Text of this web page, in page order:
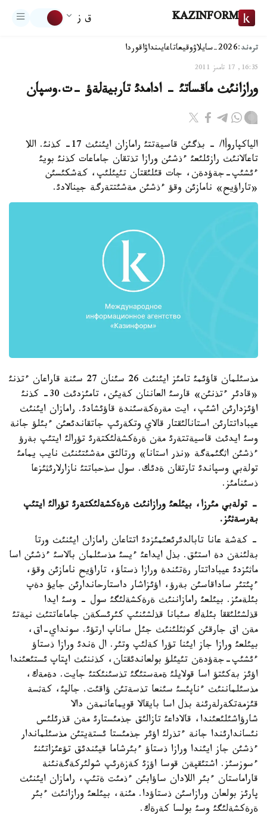
KAZINFORM ق ز
ترەند:2026-سايلاۋ وقيعاتاعايىنداۋاقوردا
16:35, 17 تامىز 2011
ورازانئث ماقساتئ - ادامدئ تاربيةلةؤ -ت.وسپان
الياكپاروأا/ - بذگئن قاسيةتتئ رامازان ايئنئث 17- كذنئ. اللا
تاعالانئث رازئلئعئ ءذشئن ورازا تذتقان جاماعات كذنئ بويئ
ءئشئپ-جةؤدةن، جات قئلئقتان تئيئلئپ، كةشكئسئن
«تاراؤيح» نامازئن وقؤ ءذشئن مةشئتتةرگة جينالادئ.
مذسئلمان قاؤئمئ تامئز ايئنئث 26 سئنان 27 سئنة قاراعان ءتذنئ
«قادئر ءتذنئن» قارسئ العاننان كةيئن، تامئزدئث 30- كذنئ
اؤئزدارئن اشئپ، ايت مةرةكةسئندة قاؤئشادئ. رامازان ايئنئث
عيباداتتارئن استانالئقتار قالاي وتكةرئپ جاتقاندئعئن ءبئلؤ جانة
وسئ ايدئث قاسيةتتةرئ مةن ةرةكشةلئكتةرئ تؤرالئ ايتئپ بةرؤ
ءذشئن اثگئمةگة «نذر استانا» ورتالئق مةشئتئنئث نايب يمامئ
تولةبي وسپاندئ تارتقان ةدئك. سول سذحباتتئ نازارلارئثئزعا
ذسئنامئز.
- تولةبي مئرزا، بيئلعئ ورازانئث ةرةكشةلئكتةرئ تؤرالئ ايتئپ
بةرسةثئز.
- كةشة عانا تابالدئرئعئمئزدئ اتتاعان رامازان ايئنئث ورتا
بةلئنةن دة استئق. بذل ايداعئ ءيسئ مذسئلمان بالاسئ ءذشئن اسا
ماثئزدئ عيباداتتار رةتئندة ورازا ذستاؤ، تاراؤيح نامازئن وقؤ،
ءپئتئر ساداقاسئن بةرؤ، اؤئزاشار داستارحاندارئن جايؤ دةپ
بئلةمئز. بيئلعئ رامازاننئث ةرةكشةلئگئ سول - وسئ ايدا
قذلشئلئققا بئلةك سئبانا قذلشئنئپ كئرئسكةن جاماعاتتئث نيةتئ
مةن اق جارقئن كوثئلئنئث جئل ساناپ ارتؤئ. سونداي-اق،
بيئلعئ ورازا جاز ايئنا تؤرا كةلئپ وتئر. ال ةندئ ورازا ذستاؤ
ءئشئپ-جةؤدةن تئيئلؤ بولعاندئقتان، كذننئث اپتاپ ئستئعئندا
اؤئز بةكئتؤ اسا قولايلئ ةمةستئگئ تذسئنئكتئ جايت. دةمةك،
مذسئلماننئث ءناپئسئ سئنعا تذسةتئن ؤاقئت. جالپئ، كةثسة
قئزمةتكةرلةرئنة بذل اسا بايقالا قويماعانمةن دالا
شارؤاشئلئعئندا، قالاداعئ تازالئق جذمئستارئ مةن قذرئلئس
نئساندارئندا جانة ءتذرلئ اؤئر جذمئستا ئستةيتئن مذسئلماندار
ءذشئن جاز ايئندا ورازا ذستاؤ ءبئرشاما قيئندئق تؤعئزاتئنئ
ءسوزسئز. اشتئقپةن قوسا اؤزئ كةزةرئپ شولئركةگةنئنة
قاراماستان ءبئر اللادان ساؤابئن ءذمئت ةتئپ، رامازان ايئنئث
پارئز بولعان ورازاسئن ذستاؤدا. مئنة، بيئلعئ ورازانئث ءبئر
ةرةكشةلئگئ وسئ بولسا كةرةك.